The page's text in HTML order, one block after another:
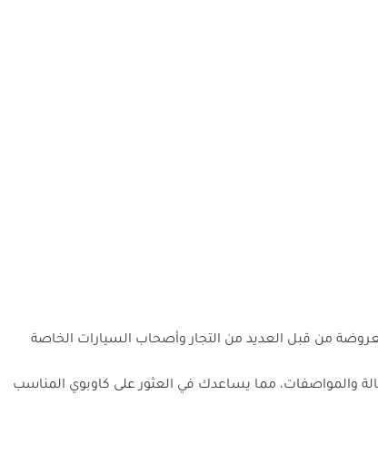
من قبل العديد من التجار وأصحاب السيارات الخاصة
والمواصفات، مما يساعدك في العثور على كاوبوي المناسب